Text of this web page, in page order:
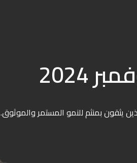
يثقون بمنثم للنمو المستمر والموثوق.